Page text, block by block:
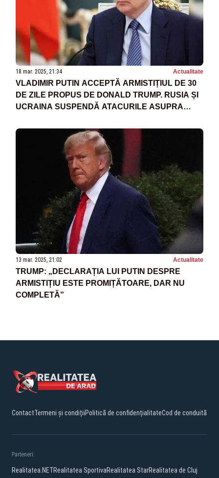
18 mar. 2025, 21:34 Actualitate
VLADIMIR PUTIN ACCEPTĂ ARMISTIȚIUL DE 30
DE ZILE PROPUS DE DONALD TRUMP. RUSIA ȘI
UCRAINA SUSPENDĂ ATACURILE ASUPRA
13 mar. 2025, 21:02 Actualitate
TRUMP: „DECLARAȚIA LUI PUTIN DESPRE
ARMISTIȚIU ESTE PROMIȚĂTOARE, DAR NU
COMPLETĂ”
ContactTermeni și condițiiPolitică de confidențialitateCod de conduită
Parteneri:
Realitatea.NETRealitatea SportivaRealitatea StarRealitatea de Cluj